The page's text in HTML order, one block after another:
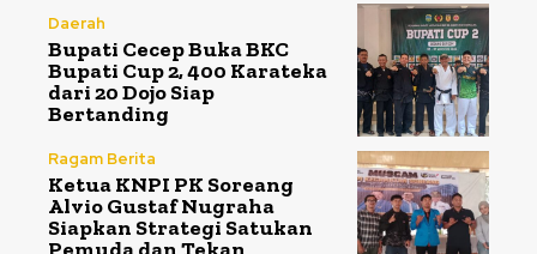
Daerah
Bupati Cecep Buka BKC
Bupati Cup 2, 400 Karateka
dari 20 Dojo Siap
Bertanding
Ragam Berita
Ketua KNPI PK Soreang
Alvio Gustaf Nugraha
Siapkan Strategi Satukan